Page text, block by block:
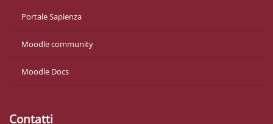
Portale Sapienza
Moodle community
Moodle Docs
Contatti